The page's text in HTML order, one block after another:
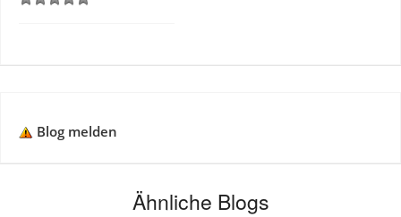
Blog melden
Ähnliche Blogs